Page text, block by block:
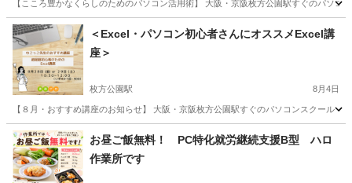
【こころ豊かなくらしのためのパソコン活用術】 大阪・京阪枚方公園駅すぐのパソ
大阪 枚方市 ワード 初心者
＜Excel・パソコン初心者さんにオススメExcel講
座＞
枚方公園駅 8月4日
【８月・おすすめ講座のお知らせ】 大阪・京阪枚方公園駅すぐのパソコンスクール
大阪 枚方市 枚方公園駅 エクセル 講座
お昼ご飯無料！ PC特化就労継続支援B型 ハロ
作業所です